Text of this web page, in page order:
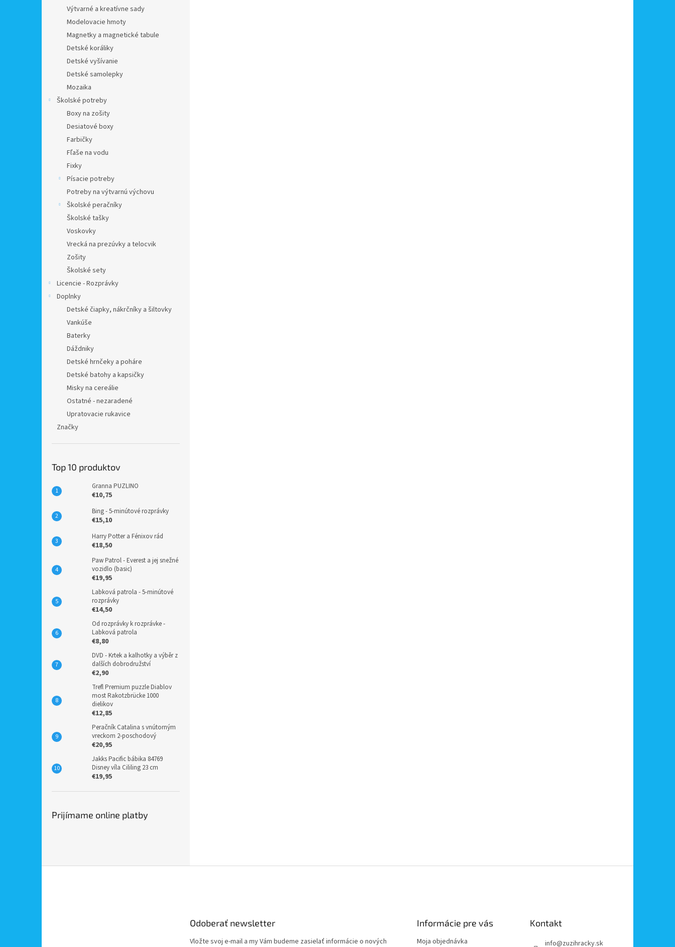
Výtvarné a kreatívne sady
Modelovacie hmoty
Magnetky a magnetické tabule
Detské koráliky
Detské vyšívanie
Detské samolepky
Mozaika
Školské potreby
Boxy na zošity
Desiatové boxy
Farbičky
Fľaše na vodu
Fixky
Písacie potreby
Potreby na výtvarnú výchovu
Školské peračníky
Školské tašky
Voskovky
Vrecká na prezúvky a telocvik
Zošity
Školské sety
Licencie - Rozprávky
Doplnky
Detské čiapky, nákrčníky a šiltovky
Vankúše
Baterky
Dáždniky
Detské hrnčeky a poháre
Detské batohy a kapsičky
Misky na cereálie
Ostatné - nezaradené
Upratovacie rukavice
Značky
Top 10 produktov
Granna PUZLINO
€10,75
Bing - 5-minútové rozprávky
€15,10
Harry Potter a Fénixov rád
€18,50
Paw Patrol - Everest a jej snežné
vozidlo (basic)
€19,95
Labková patrola - 5-minútové
rozprávky
€14,50
Od rozprávky k rozprávke -
Labková patrola
€8,80
DVD - Krtek a kalhotky a výběr z
dalších dobrodružství
€2,90
Trefl Premium puzzle Diablov
most Rakotzbrücke 1000
dielikov
€12,85
Peračník Catalina s vnútorným
vreckom 2-poschodový
€20,95
Jakks Pacific bábika 84769
Disney víla Cililing 23 cm
€19,95
Prijímame online platby
Odoberať newsletter
Vložte svoj e-mail a my Vám budeme zasielať informácie o nových
Informácie pre vás
Moja objednávka
Kontakt
info@zuzihracky.sk